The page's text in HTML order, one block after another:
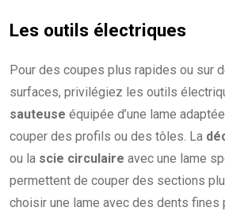
Les outils électriques
Pour des coupes plus rapides ou sur
surfaces, privilégiez les outils
sauteuse équipée d’une lame
couper des profils ou des tôles. La
ou la scie circulaire avec une lame
permettent de couper des sections
choisir une lame avec des dents fines